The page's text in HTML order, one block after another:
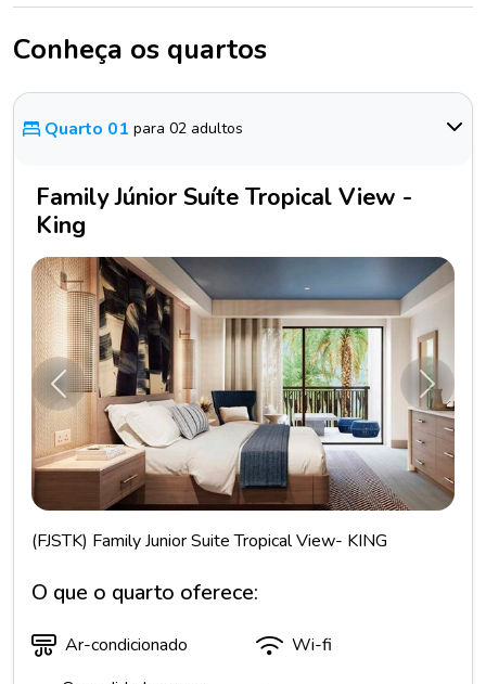
Conheça os quartos
Quarto 01 para 02 adultos
Family Júnior Suíte Tropical View -
King
Anterior
(FJSTK) Family Junior Suite Tropical View- KING
O que o quarto oferece:
Ar-condicionado
Wi-fi